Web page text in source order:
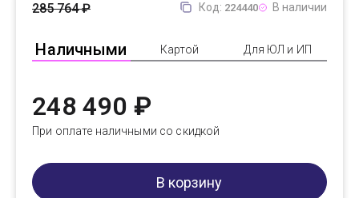
Код: 224440 В наличии
Наличными Картой Для ЮЛ и ИП
285 764 ₽
248 490 ₽
При оплате наличными со скидкой
В корзину